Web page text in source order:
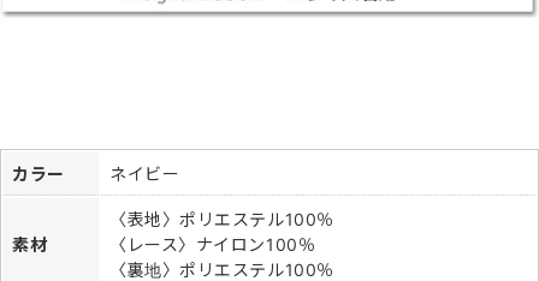
カラー ネイビー
素材
〈表地〉ポリエステル100％
〈レース〉ナイロン100％
〈裏地〉ポリエステル100％